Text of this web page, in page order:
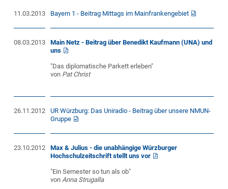
11.03.2013 Bayern 1 - Beitrag Mittags im Mainfrankengebiet
08.03.2013
Main Netz - Beitrag über Benedikt Kaufmann (UNA) und
uns
"Das diplomatische Parkett erleben"
von Pat Christ
26.11.2012
UR Würzburg: Das Uniradio - Beitrag über unsere NMUN-
Gruppe
23.10.2012
Max & Julius - die unabhängige Würzburger
Hochschulzeitschrift stellt uns vor
"Ein Semester so tun als ob"
vonAnna Strugalla